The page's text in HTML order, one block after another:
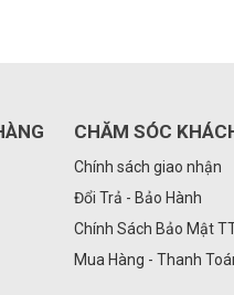
CHĂM SÓC
Chính sách giao nhận
Đổi Trả - Bảo Hành
Chính Sách Bảo Mật
Mua Hàng - Thanh